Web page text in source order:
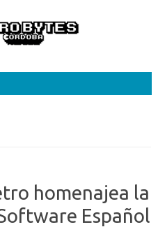
Saltar al contenido
homenajea la
Español